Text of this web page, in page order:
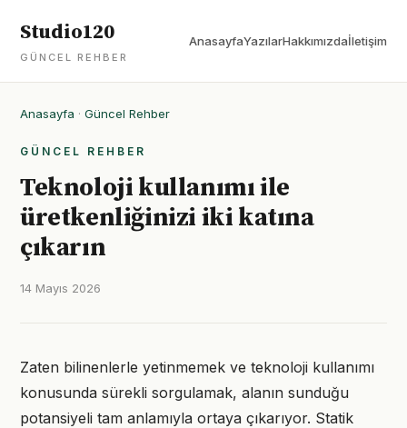
Studio120
GÜNCEL REHBER
AnasayfaYazılarHakkımızdaİletişim
Anasayfa · Güncel Rehber
GÜNCEL REHBER
Teknoloji kullanımı ile
üretkenliğinizi iki katına
çıkarın
14 Mayıs 2026
Zaten bilinenlerle yetinmemek ve teknoloji kullanımı
konusunda sürekli sorgulamak, alanın sunduğu
potansiyeli tam anlamıyla ortaya çıkarıyor. Statik